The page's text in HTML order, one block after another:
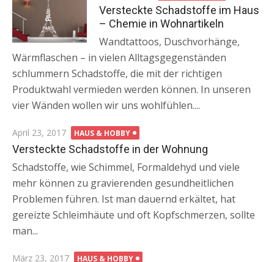
on
Versteckte Schadstoffe im Haus
– Chemie in Wohnartikeln
Wandtattoos, Duschvorhänge,
Wärmflaschen – in vielen Alltagsgegenständen
schlummern Schadstoffe, die mit der richtigen
Produktwahl vermieden werden können. In unseren
vier Wänden wollen wir uns wohlfühlen....
Posted
on
April 23, 2017 HAUS & HOBBY
Versteckte Schadstoffe in der Wohnung
Schadstoffe, wie Schimmel, Formaldehyd und viele
mehr können zu gravierenden gesundheitlichen
Problemen führen. Ist man dauernd erkältet, hat
gereizte Schleimhäute und oft Kopfschmerzen, sollte
man...
Posted
März 23, 2017 HAUS & HOBBY